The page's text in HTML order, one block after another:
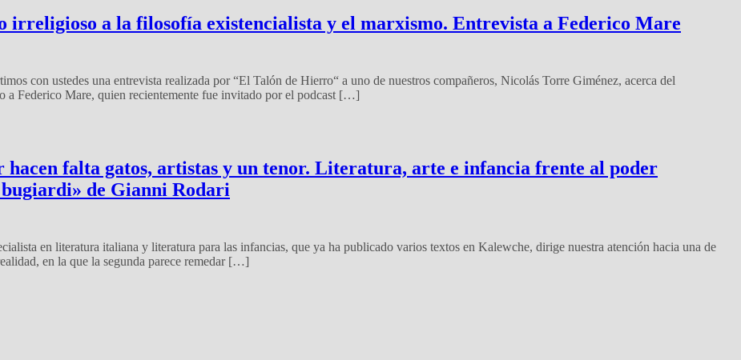
irreligioso a la filosofía existencialista y el marxismo. Entrevista a Federico Mare
con ustedes una entrevista realizada por “El Talón de Hierro“ a uno de nuestros compañeros, Nicolás Torre Giménez, acerca del
a Federico Mare, quien recientemente fue invitado por el podcast […]
falta gatos, artistas y un tenor. Literatura, arte e infancia frente al poder
de Gianni Rodari
en literatura italiana y literatura para las infancias, que ya ha publicado varios textos en Kalewche, dirige nuestra atención hacia una de
en la que la segunda parece remedar […]